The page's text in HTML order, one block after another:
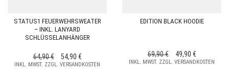
STATUS1 FEUERWEHRSWEATER
– INKL. LANYARD
SCHLÜSSELANHÄNGER
64,90€
URSPRÜNGLICHER
PREIS
54,90 €AKTUELLER
PREIS
INKL. MWST. ZZGL. VERSANDKOSTEN
EDITION BLACK HOODIE
69,90€
URSPRÜNGLICHER
PREIS
49,90 €AKTUELLER
PREIS
INKL. MWST. ZZGL. VERSANDKOSTEN